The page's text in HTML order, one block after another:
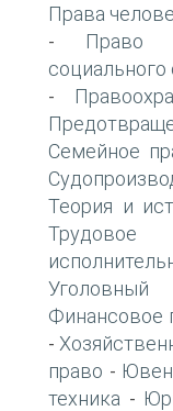
Права
- Право
социального
-
Семейное
Теория и
Трудовое
Уголовный
Финансовое
-
право -
техника -